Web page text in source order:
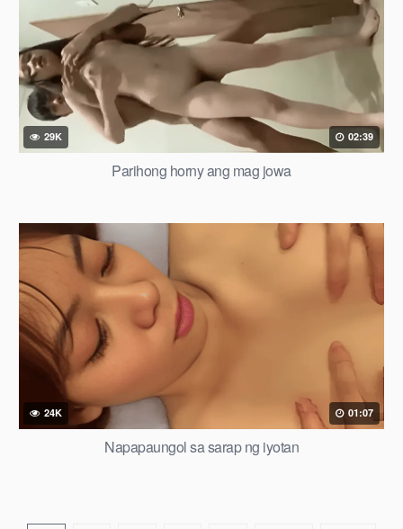
29K 02:39
Parihong horny ang mag jowa
24K 01:07
Napapaungol sa sarap ng iyotan